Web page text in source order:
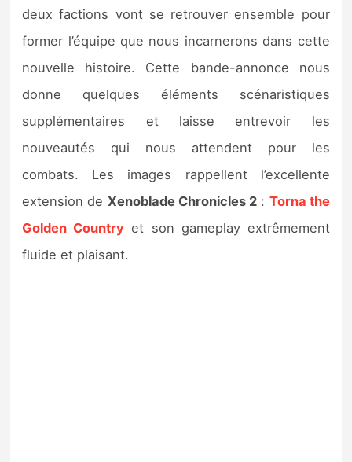
deux factions vont se retrouver ensemble pour
former l’équipe que nous incarnerons dans cette
nouvelle histoire. Cette bande-annonce nous
donne quelques éléments scénaristiques
supplémentaires et laisse entrevoir les
nouveautés qui nous attendent pour les
combats. Les images rappellent l’excellente
extension de Xenoblade Chronicles 2 : Torna the
Golden Country et son gameplay extrêmement
fluide et plaisant.